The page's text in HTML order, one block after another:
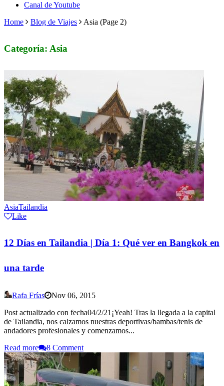
Canal de Youtube
Home
Blog de Viajes Asia (Page 2)
Categoría: Asia
AsiaTailandia
Like
12 Días en Tailandia | Día 1: Qué ver en Bangkok en
una tarde
Rafa Frías
Nov 06, 2015
Post actualizado con fecha04/2/21¡Yeah! Tras la llegada a la capital
de Tailandia, nos calzamos nuestras deportivas/bambas/tenis de
andadores profesionales y comenzamos...
Read more
8 Comment